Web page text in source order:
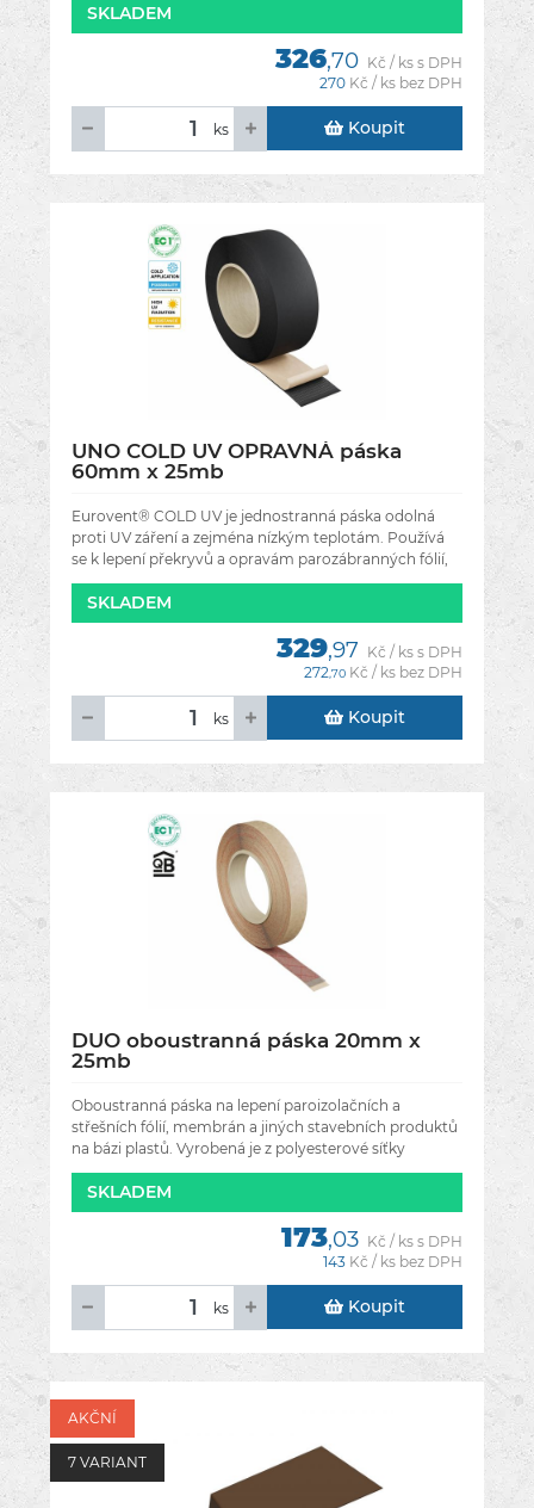
SKLADEM
326,70 Kč / ks s DPH
270 Kč / ks bez DPH
ks Koupit
UNO COLD UV OPRAVNÁ páska
60mm x 25mb
Eurovent® COLD UV je jednostranná páska odolná
proti UV záření a zejména nízkým teplotám. Používá
se k lepení překryvů a opravám parozábranných fólií,
stejně jako tak i k
SKLADEM
329,97 Kč / ks s DPH
272,70 Kč / ks bez DPH
ks Koupit
DUO oboustranná páska 20mm x
25mb
Oboustranná páska na lepení paroizolačních a
střešních fólií, membrán a jiných stavebních produktů
na bázi plastů. Vyrobená je z polyesterové síťky
pokryté oboustrannou
SKLADEM
173,03 Kč / ks s DPH
143 Kč / ks bez DPH
ks Koupit
AKČNÍ
7 VARIANT